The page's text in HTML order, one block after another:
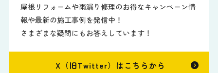
屋根リフォームや雨漏り修理のお得なキャンペーン情
報や最新の施工事例を発信中！
さまざまな疑問にもお答えしています！
X（旧Twitter）はこちらから